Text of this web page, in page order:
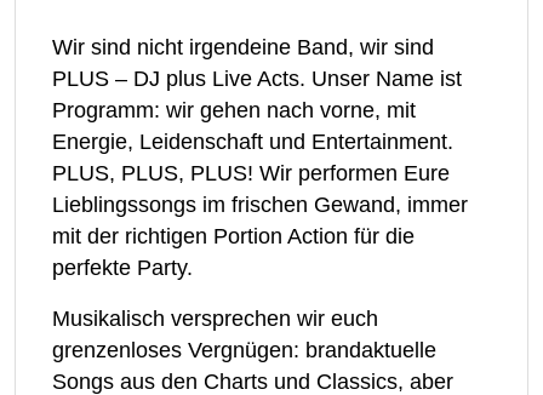
Wir sind nicht irgendeine Band, wir sind
PLUS – DJ plus Live Acts. Unser Name ist
Programm: wir gehen nach vorne, mit
Energie, Leidenschaft und Entertainment.
PLUS, PLUS, PLUS! Wir performen Eure
Lieblingssongs im frischen Gewand, immer
mit der richtigen Portion Action für die
perfekte Party.
Musikalisch versprechen wir euch
grenzenloses Vergnügen: brandaktuelle
Songs aus den Charts und Classics, aber